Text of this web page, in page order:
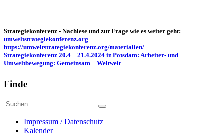
Strategiekonferenz - Nachlese und zur Frage wie es weiter geht:
umweltstrategiekonferenz.org
https://umweltstrategiekonferenz.org/materialien/
Strategiekonferenz 20.4 – 21.4.2024 in Potsdam: Arbeiter- und
Umweltbewegung: Gemeinsam – Weltweit
Finde
Suche
nach:
Impressum / Datenschutz
Kalender